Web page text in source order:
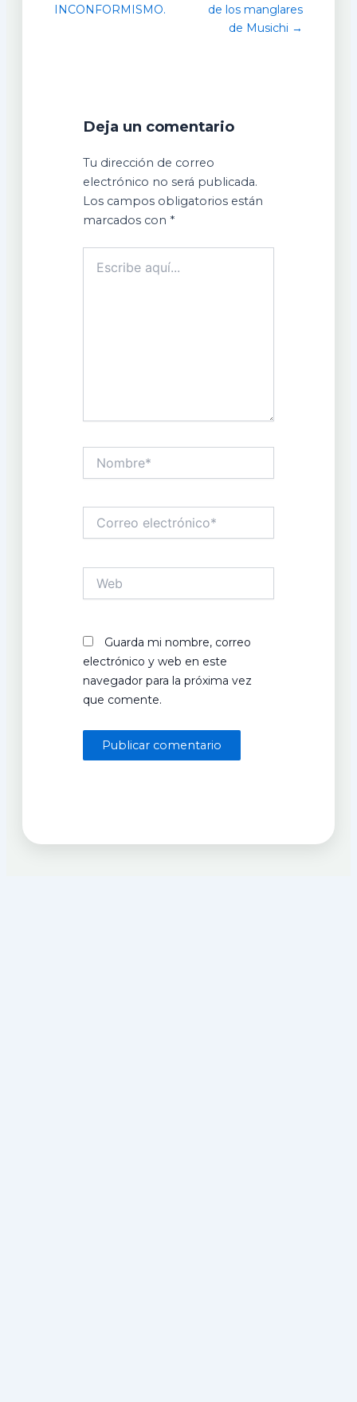
INCONFORMISMO.
de los manglares
de Musichi →
Deja un comentario
Tu dirección de correo
electrónico no será publicada.
Los campos obligatorios están
marcados con *
aquí...
electrónico*
Guarda mi nombre, correo
electrónico y web en este
navegador para la próxima vez
que comente.